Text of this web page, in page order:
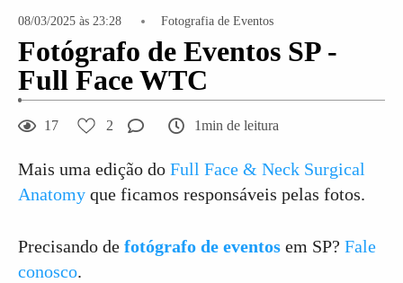
08/03/2025 às 23:28 Fotografia de Eventos
Fotógrafo de Eventos SP -
Full Face WTC
17 2 1min de leitura
Mais uma edição do Full Face & Neck Surgical
Anatomy que ficamos responsáveis pelas fotos.
Precisando de fotógrafo de eventos em SP? Fale
conosco.